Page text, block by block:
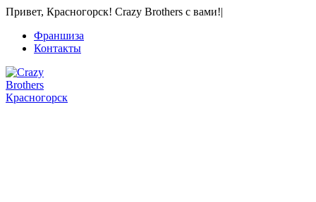
Привет, Красногорск! Crazy Brothers с вами!|
Франшиза
Контакты
Красногорск